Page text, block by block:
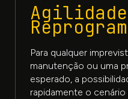
Para qualquer
manutenção ou uma
esperado, a
rapidamente o